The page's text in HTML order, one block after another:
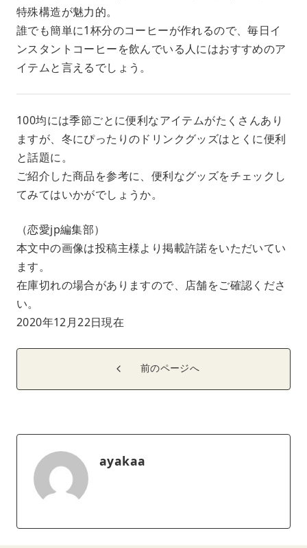
特殊構造 が魅力的。
誰でも簡単に1杯分のコーヒーが作れる ので、毎日イ
ンスタントコーヒーを飲んでいる人にはおすすめのア
イテムと言えるでしょう。
100均には季節ごとに便利なアイテムがたくさんあり
ますが、冬にぴったりのドリンクグッズはとくに便利
と話題に。
ご紹介した商品を参考に、便利なグッズをチェックし
てみてはいかがでしょうか。
（恋愛jp編集部）
本文中の画像は投稿主様より掲載許諾をいただいてい
ます。
在庫切れの場合がありますので、店舗をご確認くださ
い。
2020年12月22日現在
前のページへ
ayakaa